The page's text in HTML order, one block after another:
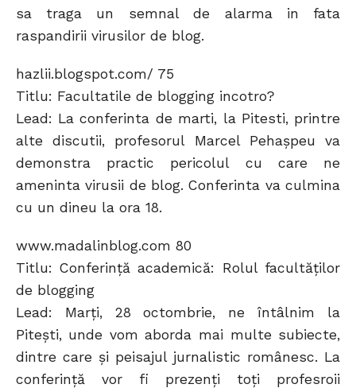
sa traga un semnal de alarma in fata
raspandirii virusilor de blog.
hazlii.blogspot.com/ 75
Titlu: Facultatile de blogging incotro?
Lead: La conferinta de marti, la Pitesti, printre
alte discutii, profesorul Marcel Pehaşpeu va
demonstra practic pericolul cu care ne
ameninta virusii de blog. Conferinta va culmina
cu un dineu la ora 18.
www.madalinblog.com 80
Titlu: Conferinţă academică: Rolul facultăţilor
de blogging
Lead: Marţi, 28 octombrie, ne întâlnim la
Piteşti, unde vom aborda mai multe subiecte,
dintre care şi peisajul jurnalistic românesc. La
conferinţă vor fi prezenţi toţi profesroii